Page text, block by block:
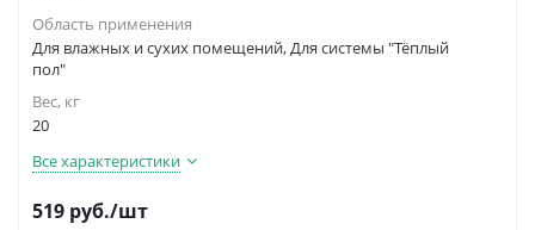
Область применения
Для влажных и сухих помещений, Для системы "Тёплый
пол"
Вес, кг
20
Все характеристики
519 руб./шт